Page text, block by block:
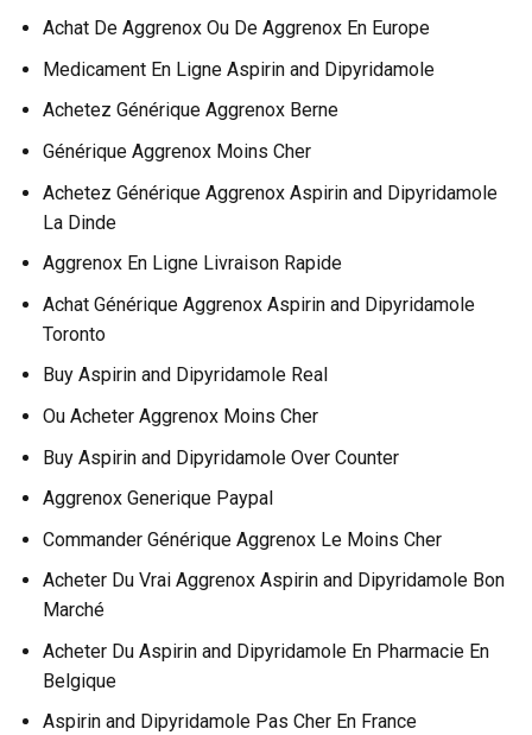
Achat De Aggrenox Ou De Aggrenox En Europe
Medicament En Ligne Aspirin and Dipyridamole
Achetez Générique Aggrenox Berne
Générique Aggrenox Moins Cher
Achetez Générique Aggrenox Aspirin and Dipyridamole
La Dinde
Aggrenox En Ligne Livraison Rapide
Achat Générique Aggrenox Aspirin and Dipyridamole
Toronto
Buy Aspirin and Dipyridamole Real
Ou Acheter Aggrenox Moins Cher
Buy Aspirin and Dipyridamole Over Counter
Aggrenox Generique Paypal
Commander Générique Aggrenox Le Moins Cher
Acheter Du Vrai Aggrenox Aspirin and Dipyridamole Bon
Marché
Acheter Du Aspirin and Dipyridamole En Pharmacie En
Belgique
Aspirin and Dipyridamole Pas Cher En France